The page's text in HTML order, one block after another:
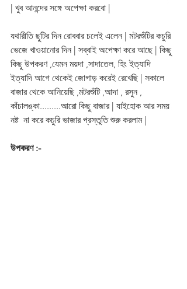
| খুব আনন্দের সঙ্গে অপেক্ষা করবো |
যথারীতি ছুটির দিন রোববার চলেই এলেন | মটরশুঁটির কচুরি
ভেজে খাওয়ানোর দিন | সব্বাই অপেক্ষা করে আছে | কিছু
কিছু উপকরণ ,যেমন ময়দা ,সাদাতেল, হিং ইত্যাদি
ইত্যাদি আগে থেকেই জোগাড় করেই রেখেছি | সকালে
বাজার থেকে আনিয়েছি ,মটরশুঁটি ,আদা , রসুন ,
কাঁচালঙ্কা.........আরো কিছু বাজার | যাইহোক আর সময়
নষ্ট  না করে কচুরি ভাজার প্রস্তুতি শুরু করলাম |
উপকরণ :-